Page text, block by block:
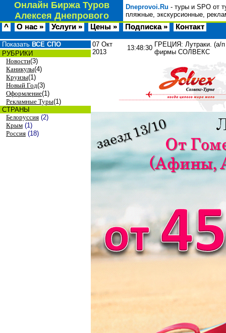
Онлайн Биржа Туров
Алексея Днепрового
Dneprovoi.Ru - туры и SPO от
пляжные, экскурсионные,
^ О нас » Услуги » Цены » Подписка » Контакт
Показать ВСЕ СПО
РУБРИКИ
Новости(3)
Каникулы(4)
Круизы(1)
Новый Год(3)
Оформление(1)
Рекламные Туры(1)
СТРАНЫ
Белоруссия (2)
Крым (1)
Россия (18)
07 Окт
2013
13:48:30 ГРЕЦИЯ: Лутраки. (а/
фирмы СОЛВЕКС